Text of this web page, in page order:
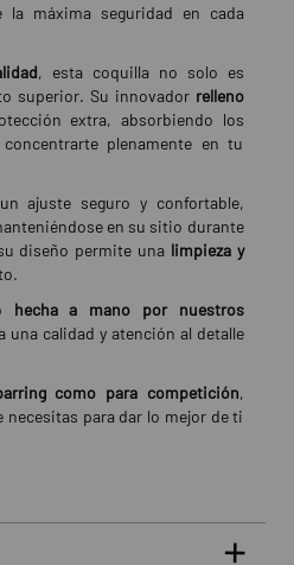
la máxima seguridad en cada
, esta coquilla no solo es
superior. Su innovador relleno
extra, absorbiendo los
plenamente en tu
ajuste seguro y confortable,
en su sitio durante
diseño permite una limpieza y
hecha a mano por nuestros
una calidad y atención al detalle
como para competición,
para dar lo mejor de ti